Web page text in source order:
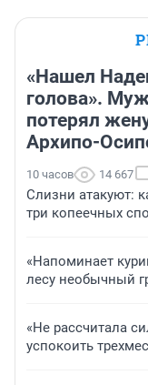
«Нашел
голова».
потерял
Архипо-
10 часов 14 667
Слизни атакуют:
три копеечных
«Напоминает
лесу необычный
«Не рассчитала
успокоить